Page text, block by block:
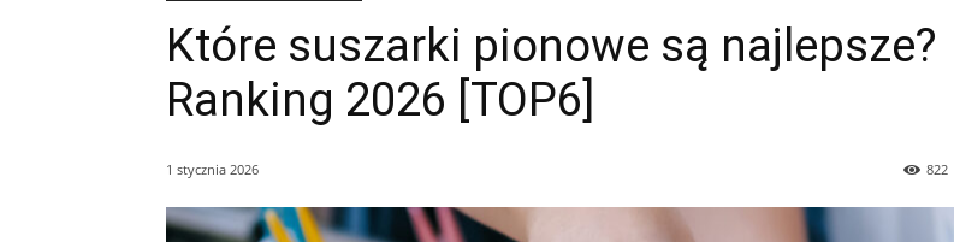
Które suszarki pionowe są najlepsze?
Ranking 2026 [TOP6]
1 stycznia 2026 822